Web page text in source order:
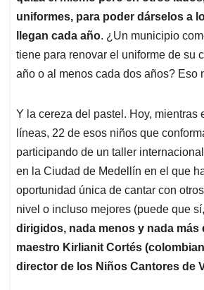
uniformes, para poder dárselos a
llegan cada año. ¿Un municipio
tiene para renovar el uniforme de su
año o al menos cada dos años? Eso
Y la cereza del pastel. Hoy, mientras
líneas, 22 de esos niños que
participando de un taller
en la Ciudad de Medellín en el que
oportunidad única de cantar con
nivel o incluso mejores (puede que
dirigidos, nada menos y nada más
maestro Kirlianit Cortés
director de los Niños Cantores de